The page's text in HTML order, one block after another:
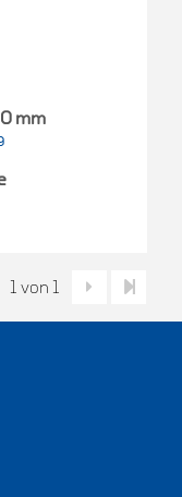
mm
1 von 1